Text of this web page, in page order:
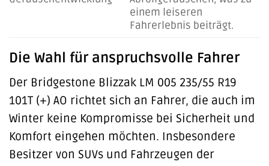
einem leiseren
Fahrerlebnis beiträgt.
Die Wahl für anspruchsvolle Fahrer
Der Bridgestone Blizzak LM 005 235/55 R19
101T (+) AO richtet sich an Fahrer, die auch im
Winter keine Kompromisse bei Sicherheit und
Komfort eingehen möchten. Insbesondere
Besitzer von SUVs und Fahrzeugen der